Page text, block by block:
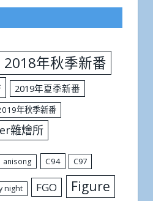
2018年秋季新番
2019年夏季新番
年秋季新番
雜燴所
anisong C94 C97
night FGO Figure